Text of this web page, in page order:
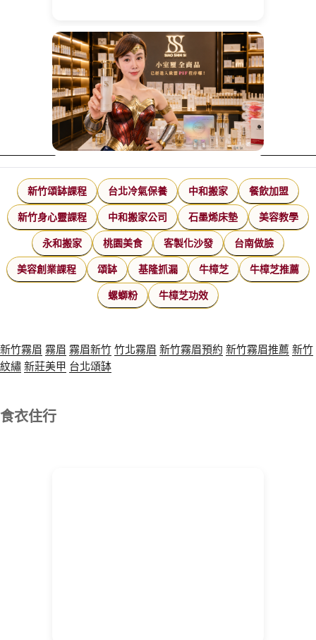
新竹頌缽課程 台北冷氣保養 中和搬家 餐飲加盟
新竹身心靈課程 中和搬家公司 石墨烯床墊 美容教學
永和搬家 桃園美食 客製化沙發 台南做臉
美容創業課程 頌缽 基隆抓漏 牛樟芝 牛樟芝推薦
螺螄粉 牛樟芝功效
新竹霧眉 霧眉 霧眉新竹竹北霧眉 新竹霧眉預約 新竹霧眉推薦 新竹
紋繡新莊美甲 台北頌缽
食衣住行